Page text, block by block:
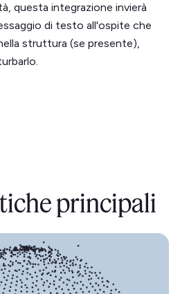
questa integrazione invierà
di testo all'ospite che
struttura (se presente),
principali